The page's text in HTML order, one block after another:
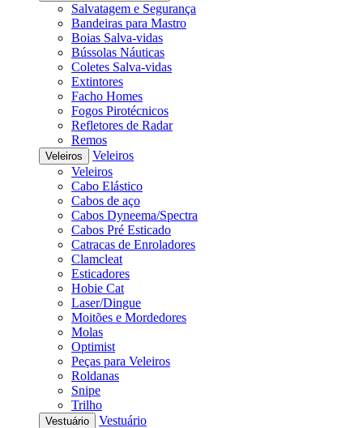
Salvatagem e Segurança
Bandeiras para Mastro
Boias Salva-vidas
Bússolas Náuticas
Coletes Salva-vidas
Extintores
Facho Homes
Fogos Pirotécnicos
Refletores de Radar
Remos
Veleiros
Veleiros
Veleiros
Cabo Elástico
Cabos de aço
Cabos Dyneema/Spectra
Cabos Pré Esticado
Catracas de Enroladores
Clamcleat
Esticadores
Hobie Cat
Laser/Dingue
Moitões e Mordedores
Molas
Optimist
Peças para Veleiros
Roldanas
Snipe
Trilho
Vestuário
Vestuário